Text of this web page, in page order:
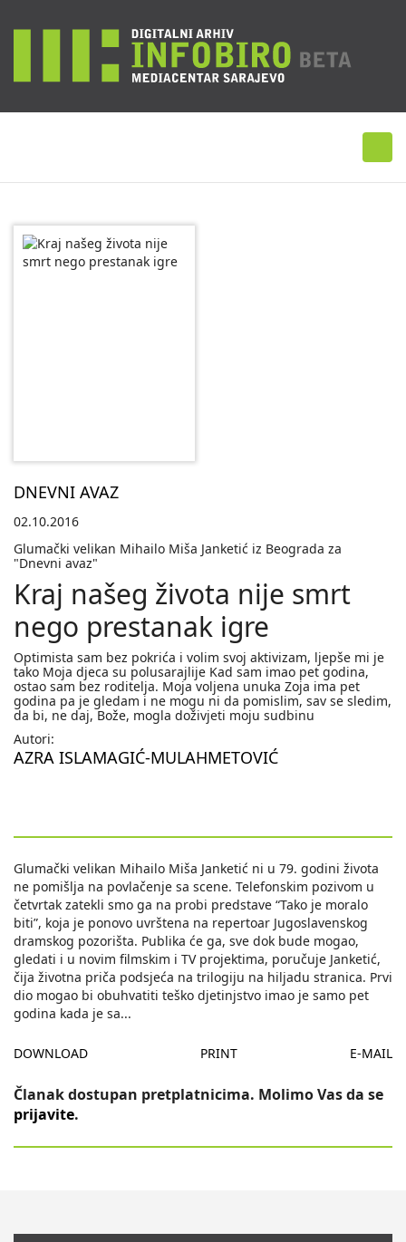
DNEVNI AVAZ
02.10.2016
Glumački velikan Mihailo Miša Janketić iz Beograda za
"Dnevni avaz"
Kraj našeg života nije smrt
nego prestanak igre
Optimista sam bez pokrića i volim svoj aktivizam, ljepše mi je
tako Moja djeca su polusarajlije Kad sam imao pet godina,
ostao sam bez roditelja. Moja voljena unuka Zoja ima pet
godina pa je gledam i ne mogu ni da pomislim, sav se sledim,
da bi, ne daj, Bože, mogla doživjeti moju sudbinu
Autori:
AZRA ISLAMAGIĆ-MULAHMETOVIĆ
Glumački velikan Mihailo Miša Janketić ni u 79. godini života
ne pomišlja na povlačenje sa scene. Telefonskim pozivom u
četvrtak zatekli smo ga na probi predstave “Tako je moralo
biti”, koja je ponovo uvrštena na repertoar Jugoslavenskog
dramskog pozorišta. Publika će ga, sve dok bude mogao,
gledati i u novim filmskim i TV projektima, poručuje Janketić,
čija životna priča podsjeća na trilogiju na hiljadu stranica. Prvi
dio mogao bi obuhvatiti teško djetinjstvo imao je samo pet
godina kada je sa...
DOWNLOAD PRINT E-MAIL
Članak dostupan pretplatnicima. Molimo Vas da se
prijavite.